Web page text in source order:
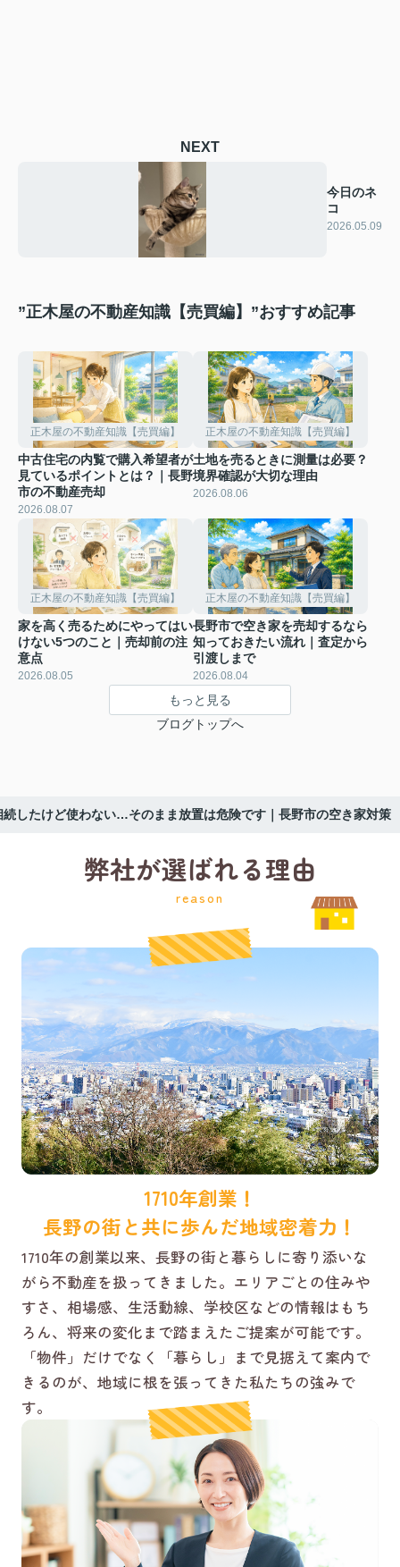
NEXT
今日のネ
コ
2026.05.09
”正木屋の不動産知識【売買編】”おすすめ記事
正木屋の不動産知識【売買編】
中古住宅の内覧で購入希望者が
見ているポイントとは？｜長野
市の不動産売却
2026.08.07
正木屋の不動産知識【売買編】
土地を売るときに測量は必要？
境界確認が大切な理由
2026.08.06
正木屋の不動産知識【売買編】
家を高く売るためにやってはい
けない5つのこと｜売却前の注
意点
2026.08.05
正木屋の不動産知識【売買編】
長野市で空き家を売却するなら
知っておきたい流れ｜査定から
引渡しまで
2026.08.04
もっと見る
ブログトップへ
続したけど使わない…そのまま放置は危険です｜長野市の空き家対策
弊社が選ばれる理由
reason
1710年創業！
長野の街と共に歩んだ地域密着力！
1710年の創業以来、長野の街と暮らしに寄り添いな
がら不動産を扱ってきました。エリアごとの住みや
すさ、相場感、生活動線、学校区などの情報はもち
ろん、将来の変化まで踏まえたご提案が可能です。
「物件」だけでなく「暮らし」まで見据えて案内で
きるのが、地域に根を張ってきた私たちの強みで
す。